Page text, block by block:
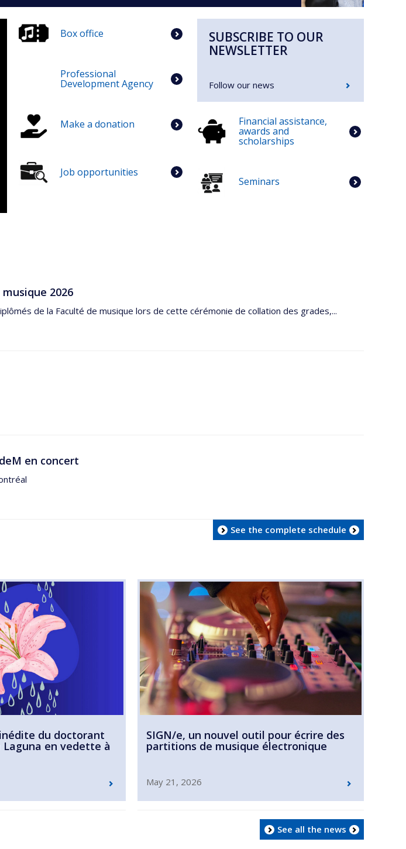
Box office
Professional
Development Agency
Make a donation
Job opportunities
SUBSCRIBE TO OUR
NEWSLETTER
Follow our news
Financial assistance,
awards and
scholarships
Seminars
2026
de la Faculté de musique lors de cette cérémonie de collation des grades,...
en concert
See the complete schedule
du doctorant
Laguna en vedette à
SIGN/e, un nouvel outil pour écrire des
partitions de musique électronique
May 21, 2026
See all the news